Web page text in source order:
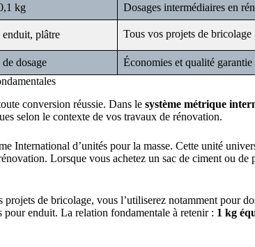
kg Dosages intermédiaires en
plâtre Tous vos projets de
dosage
Économies et qualité garantie
conversion réussie. Dans le système métrique
selon le contexte de vos travaux de rénovation.
International d’unités pour la masse. Cette unité
Lorsque vous achetez un sac de ciment ou de
projets de bricolage, vous l’utiliserez notamment pour
enduit. La relation fondamentale à retenir : 1 kg